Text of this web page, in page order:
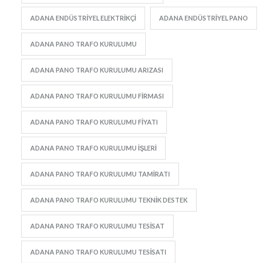
ADANA ENDÜSTRIYEL ELEKTRIKÇI ADANA ENDÜSTRIYEL PANO
ADANA PANO TRAFO KURULUMU
ADANA PANO TRAFO KURULUMU ARIZASI
ADANA PANO TRAFO KURULUMU FIRMASI
ADANA PANO TRAFO KURULUMU FIYATI
ADANA PANO TRAFO KURULUMU IŞLERI
ADANA PANO TRAFO KURULUMU TAMIRATI
ADANA PANO TRAFO KURULUMU TEKNIK DESTEK
ADANA PANO TRAFO KURULUMU TESISAT
ADANA PANO TRAFO KURULUMU TESISATI